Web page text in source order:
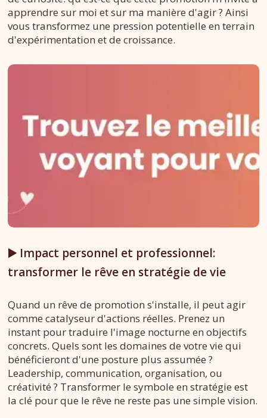
apprendre sur moi et sur ma manière d'agir ? Ainsi
vous transformez une pression potentielle en terrain
d'expérimentation et de croissance.
▶️ Impact personnel et professionnel:
transformer le rêve en stratégie de vie
Quand un rêve de promotion s'installe, il peut agir
comme catalyseur d'actions réelles. Prenez un
instant pour traduire l'image nocturne en objectifs
concrets. Quels sont les domaines de votre vie qui
bénéficieront d'une posture plus assumée ?
Leadership, communication, organisation, ou
créativité ? Transformer le symbole en stratégie est
la clé pour que le rêve ne reste pas une simple vision.